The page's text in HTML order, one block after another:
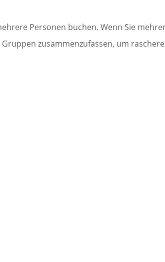
Personen buchen. Wenn Sie
zusammenzufassen, um